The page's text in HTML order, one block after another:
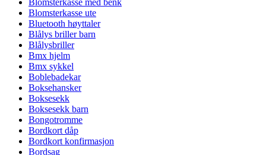
Blomsterkasse med benk
Blomsterkasse ute
Bluetooth høyttaler
Blålys briller barn
Blålysbriller
Bmx hjelm
Bmx sykkel
Boblebadekar
Boksehansker
Boksesekk
Boksesekk barn
Bongotromme
Bordkort dåp
Bordkort konfirmasjon
Bordsag